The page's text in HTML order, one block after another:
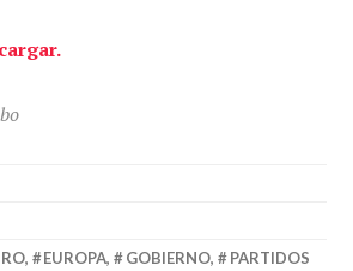
, EUROPA, GOBIERNO,
PARTIDOS